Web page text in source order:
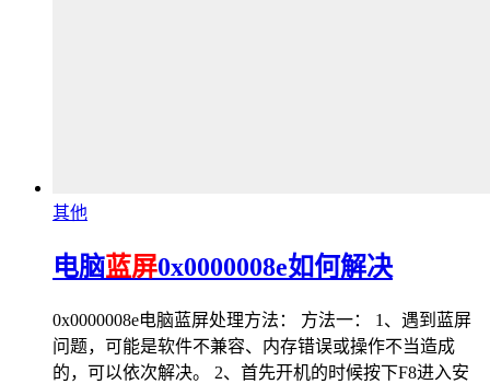
其他
电脑蓝屏0x0000008e如何解决
0x0000008e电脑蓝屏处理方法： 方法一： 1、遇到蓝屏
问题，可能是软件不兼容、内存错误或操作不当造成
的，可以依次解决。 2、首先开机的时候按下F8进入安